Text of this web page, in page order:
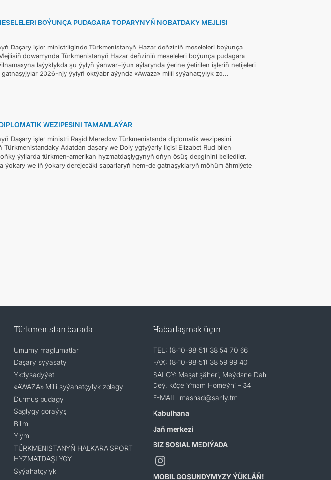
BOÝUNÇA PUDAGARA TOPARYNYŇ NOBATDAKY MEJLISI
Daşary işler ministrliginde Türkmenistanyň Hazar deňziniň meseleleri boýunça
dowamynda Türkmenistanyň Hazar deňziniň meseleleri boýunça pudagara
laýyklykda şu ýylyň ýanwar–iýun aýlarynda ýerine ýetirilen işleriň netijeleri
2026-njy ýylyň oktýabr aýynda «Awaza» milli syýahatçylyk zo...
WEZIPESINI TAMAMLAÝAR
Daşary işler ministri Raşid Meredow Türkmenistanda diplomatik wezipesini
Türkmenistandaky Adatdan daşary we Doly ygtyýarly Ilçisi Elizabet Rud bilen
ýyllarda türkmen-amerikan hyzmatdaşlygynyň oňyn ösüş depginini bellediler.
ýokary we iň ýokary derejedäki saparlaryň hem-de gatnaşyklaryň möhüm ähmiýete
Türkmenistan barada
Umumy maglumatlar
Daşary syýasaty
Ykdysadyýet
«AWAZA» Milli syýahatçylyk zolagy
Durmuş pudagy
Saglygy goraýyş
Bilim
Ylym
TÜRKMENISTANYŇ HALKARA SPORT
HYZMATDAŞLYGY
Syýahatçylyk
Habarlaşmak üçin
TEL: (8-10-98-51) 38 54 70 66
FAX: (8-10-98-51) 38 59 99 40
SALGY: Maşat şäheri, Meýdane Dah
Deý, köçe Ymam Homeýni – 34
E-MAIL: mashad@sanly.tm
Kabulhana
Jaň merkezi
BIZ SOSIAL MEDIÝADA
MOBIL GOŞUNDYMYZY ÝÜKLÄŇ!